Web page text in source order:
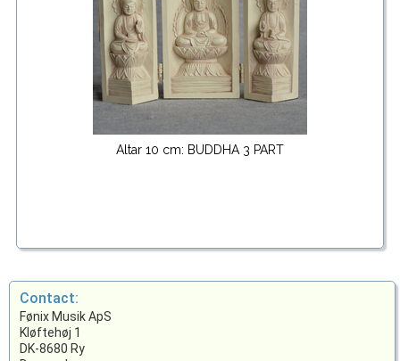
Altar 10 cm: BUDDHA 3 PART
Contact:
Fønix Musik ApS
Kløftehøj 1
DK-8680 Ry